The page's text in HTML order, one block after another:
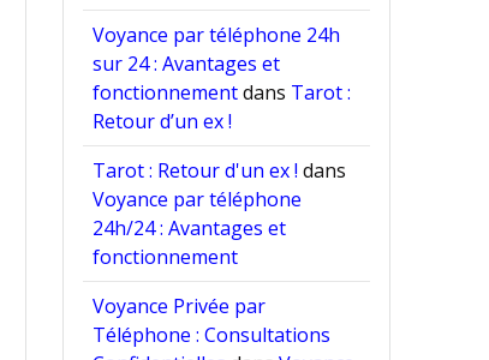
Voyance par téléphone 24h
sur 24 : Avantages et
fonctionnementdans Tarot :
Retour d’un ex !
Tarot : Retour d'un ex ! dans
Voyance par téléphone
24h/24 : Avantages et
fonctionnement
Voyance Privée par
Téléphone : Consultations